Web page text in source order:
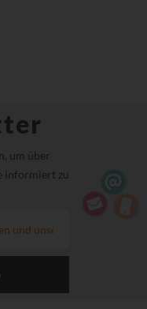
um über
informiert zu